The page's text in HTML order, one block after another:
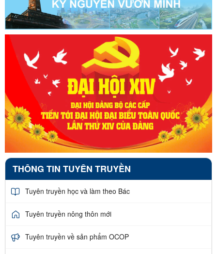
THÔNG TIN TUYÊN TRUYỀN
Tuyên truyền học và làm theo Bác
Tuyên truyền nông thôn mới
Tuyên truyền về sản phẩm OCOP